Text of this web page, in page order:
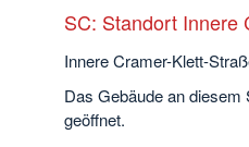
SC: Standort Innere
Innere Cramer-Klett-
Das Gebäude an diesem
geöffnet.